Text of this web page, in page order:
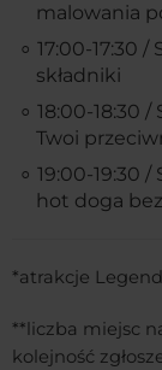
malowania
17:00-17:30
składniki
18:00-18:30
Twoi
19:00-19:30
hot doga
*atrakcje
**liczba miejsc
kolejność